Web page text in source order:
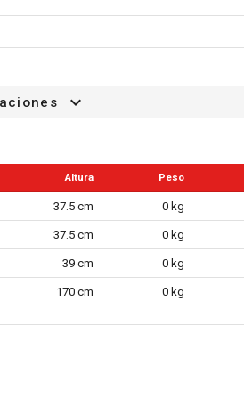
Altura Peso
37.5 cm 0 kg
37.5 cm 0 kg
39 cm 0 kg
170 cm 0 kg